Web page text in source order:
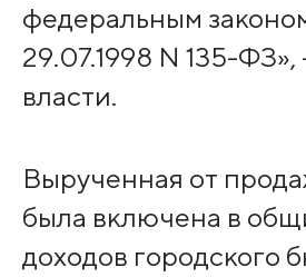
федеральным
29.07.1998 N 135-ФЗ»,
власти.
Вырученная от
была включена в
доходов городского